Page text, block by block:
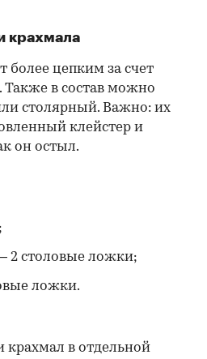
крахмала
более цепким за счет
. Также в состав можно
столярный. Важно: их
клейстер и
он остыл.
2 столовые ложки;
ложки.
в отдельной